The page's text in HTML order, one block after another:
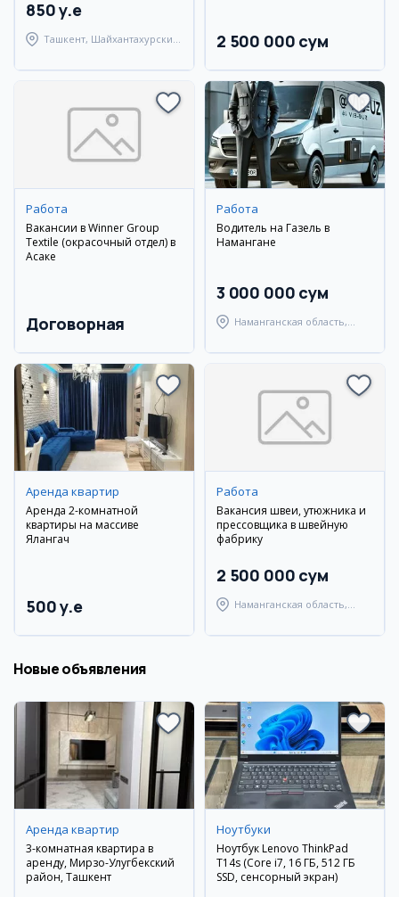
850 y.e
Ташкент, Шайхантахурский
2 500 000 сум
Работа
Вакансии в Winner Group
Textile (окрасочный отдел) в
Асаке
Договорная
Работа
Водитель на Газель в
Намангане
3 000 000 сум
Наманганская область,
Аренда квартир
Аренда 2-комнатной
квартиры на массиве
Ялангач
500 y.e
Работа
Вакансия швеи, утюжника и
прессовщика в швейную
фабрику
2 500 000 сум
Наманганская область,
Новые объявления
Аренда квартир
3-комнатная квартира в
аренду, Мирзо-Улугбекский
район, Ташкент
Ноутбуки
Ноутбук Lenovo ThinkPad
T14s (Core i7, 16 ГБ, 512 ГБ
SSD, сенсорный экран)